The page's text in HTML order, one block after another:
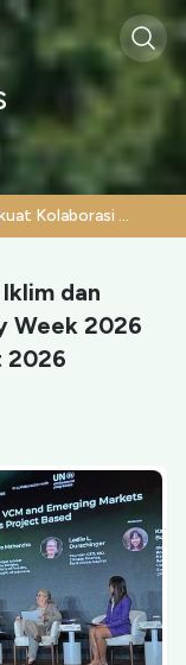
Indonesia Perkuat Kolaborasi Iklim dan Pasar Karbon pada Ecosperity Week 2026 dan GenZero Climate Summit 2026
dan
Week 2026
2026